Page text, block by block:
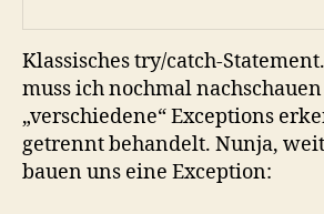
Klassisches try/catch-
muss ich nochmal
„verschiedene“ Exceptions
getrennt behandelt. Nunja,
bauen uns eine Exception: